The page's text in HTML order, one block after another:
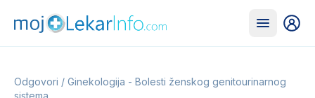
Odgovori / Ginekologija - Bolesti ženskog genitourinarnog
sistema